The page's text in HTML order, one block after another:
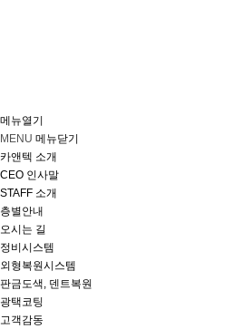
메뉴열기
MENU 메뉴닫기
카앤텍 소개
CEO 인사말
STAFF 소개
층별안내
오시는 길
정비시스템
외형복원시스템
판금도색, 덴트복원
광택코팅
고객감동